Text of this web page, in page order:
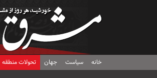
خانه سیاست جهان تحولات منطقه